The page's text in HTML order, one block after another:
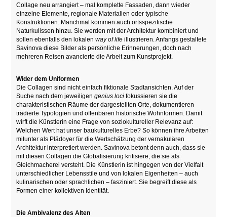
Collage neu arrangiert – mal komplette Fassaden, dann wieder
einzelne Elemente, regionale Materialien oder typische
Konstruktionen. Manchmal kommen auch ortsspezifische
Naturkulissen hinzu. Sie werden mit der Architektur kombiniert und
sollen ebenfalls den lokalenway of lifeillustrieren. Anfangs gestaltete
Savinova diese Bilder als persönliche Erinnerungen, doch nach
mehreren Reisen avancierte die Arbeit zum Kunstprojekt.
Wider dem Uniformen
Die Collagen sind nicht einfach fiktionale Stadtansichten. Auf der
Suche nach dem jeweiligengenius locifokussieren sie die
charakteristischen Räume der dargestellten Orte, dokumentieren
tradierte Typologien und offenbaren historische Wohnformen. Damit
wirft die Künstlerin eine Frage von soziokultureller Relevanz auf:
Welchen Wert hat unser baukulturelles Erbe? So können ihre Arbeiten
mitunter als Plädoyer für die Wertschätzung der vernakulären
Architektur interpretiert werden. Savinova betont denn auch, dass sie
mit diesen Collagen die Globalisierung kritisiere, die sie als
Gleichmacherei versteht. Die Künstlerin ist hingegen von der Vielfalt
unterschiedlicher Lebensstile und von lokalen Eigenheiten – auch
kulinarischen oder sprachlichen – fasziniert. Sie begreift diese als
Formen einer kollektiven Identität.
Die Ambivalenz des Alten